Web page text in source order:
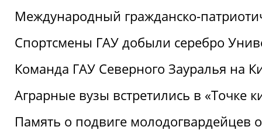
Международный гражданско-
Спортсмены ГАУ добыли серебро
Команда ГАУ Северного Зауралья на
Аграрные вузы встретились в «Точке
Память о подвиге молодогвардейцев